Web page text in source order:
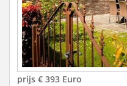
prijs € 393 Euro